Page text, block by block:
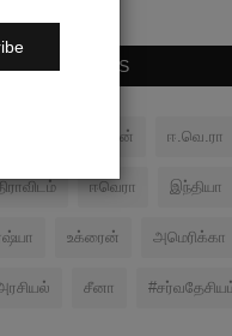
POPULAR TAGS
சமரன் ஈ.வெ.ரா
ஈவெரா இந்தியா
உக்ரைன் அமெரிக்கா
சீனா